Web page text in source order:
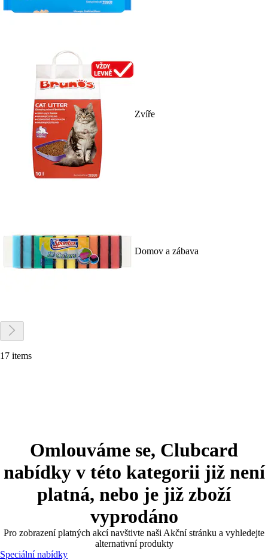
Zvíře
Domov a zábava
17 items
Omlouváme se, Clubcard
nabídky v této kategorii již není
platná, nebo je již zboží
vyprodáno
Pro zobrazení platných akcí navštivte naši Akční stránku a vyhledejte
alternativní produkty
Speciální nabídky